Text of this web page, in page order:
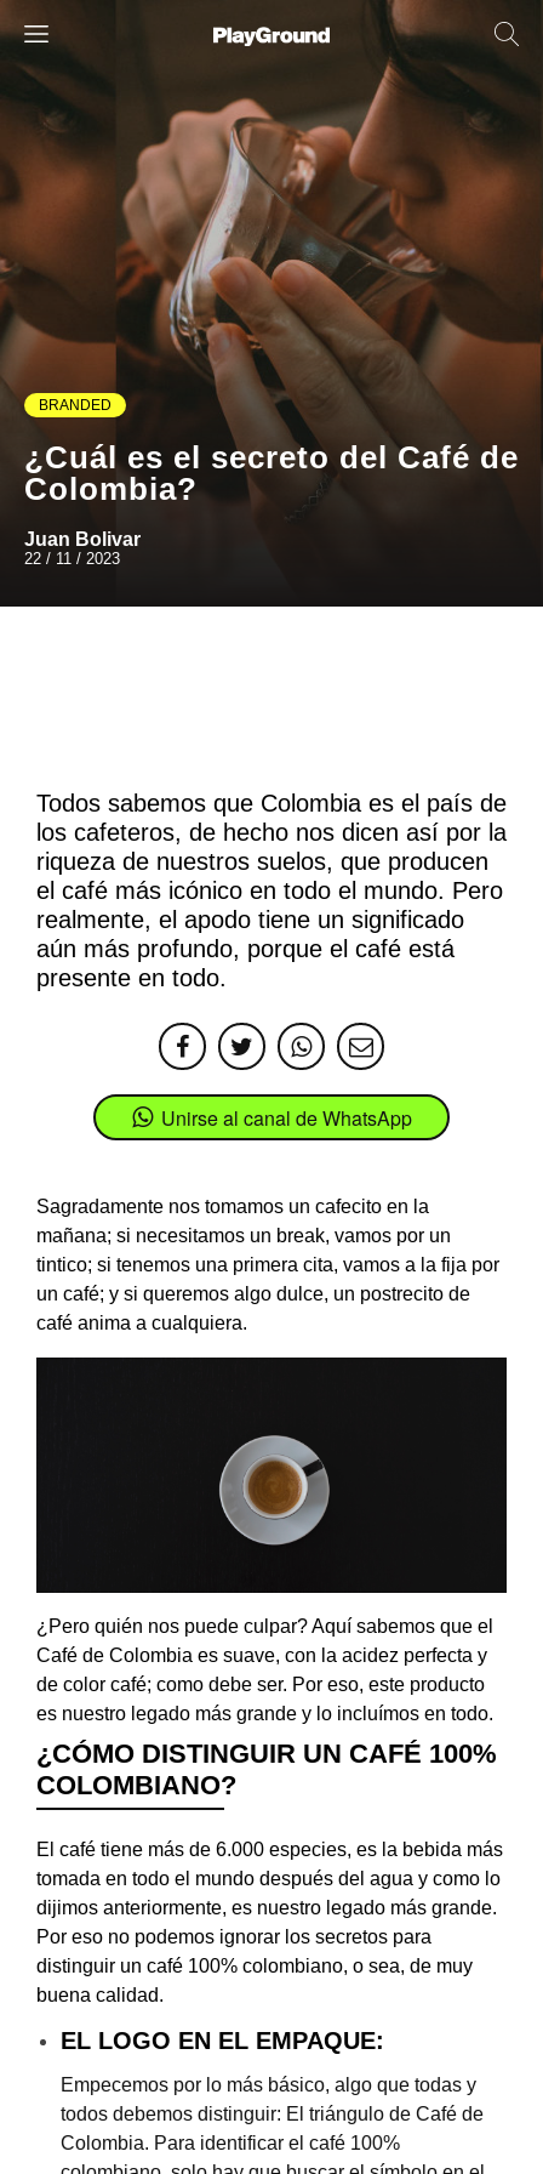
BRANDED
¿Cuál es el secreto del Café de
Colombia?
Juan Bolivar
22 / 11 / 2023
Todos sabemos que Colombia es el país de
los cafeteros, de hecho nos dicen así por la
riqueza de nuestros suelos, que producen
el café más icónico en todo el mundo. Pero
realmente, el apodo tiene un significado
aún más profundo, porque el café está
presente en todo.
Unirse al canal de WhatsApp
Sagradamente nos tomamos un cafecito en la
mañana; si necesitamos un break, vamos por un
tintico; si tenemos una primera cita, vamos a la fija por
un café; y si queremos algo dulce, un postrecito de
café anima a cualquiera.
¿Pero quién nos puede culpar? Aquí sabemos que el
Café de Colombia es suave, con la acidez perfecta y
de color café; como debe ser. Por eso, este producto
es nuestro legado más grande y lo incluímos en todo.
¿CÓMO DISTINGUIR UN CAFÉ 100%
COLOMBIANO?
El café tiene más de 6.000 especies, es la bebida más
tomada en todo el mundo después del agua y como lo
dijimos anteriormente, es nuestro legado más grande.
Por eso no podemos ignorar los secretos para
distinguir un café 100% colombiano, o sea, de muy
buena calidad.
EL LOGO EN EL EMPAQUE:
Empecemos por lo más básico, algo que todas y
todos debemos distinguir: El triángulo de Café de
Colombia. Para identificar el café 100%